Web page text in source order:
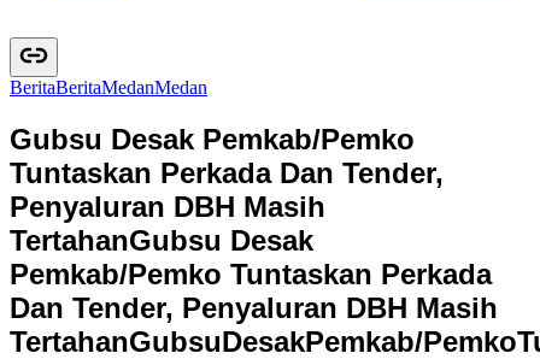
BeritaBeritaMedanMedan
Gubsu Desak Pemkab/Pemko
Tuntaskan Perkada Dan Tender,
Penyaluran DBH Masih
TertahanGubsu Desak
Pemkab/Pemko Tuntaskan Perkada
Dan Tender, Penyaluran DBH Masih
TertahanGubsuDesakPemkab/PemkoT